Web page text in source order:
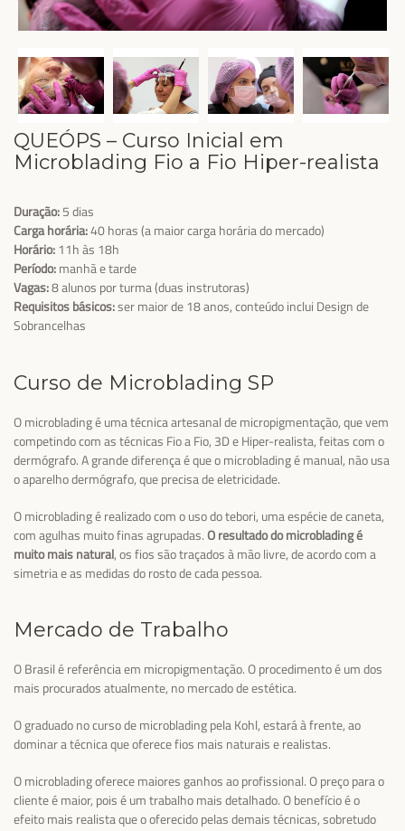
QUEÓPS – Curso Inicial em
Microblading Fio a Fio Hiper-realista
Duração:5 dias
Carga horária:40 horas (a maior carga horária do mercado)
Horário:11h às 18h
Período:manhã e tarde
Vagas:8 alunos por turma (duas instrutoras)
Requisitos básicos:ser maior de 18 anos, conteúdo inclui Design de
Sobrancelhas
Curso de Microblading SP
O microblading é uma técnica artesanal de micropigmentação, que vem
competindo com as técnicas Fio a Fio, 3D e Hiper-realista, feitas com o
dermógrafo. A grande diferença é que o microblading é manual, não usa
o aparelho dermógrafo, que precisa de eletricidade.
O microblading é realizado com o uso do tebori, uma espécie de caneta,
com agulhas muito finas agrupadas.O resultado do microblading é
muito mais natural, os fios são traçados à mão livre, de acordo com a
simetria e as medidas do rosto de cada pessoa.
Mercado de Trabalho
O Brasil é referência em micropigmentação. O procedimento é um dos
mais procurados atualmente, no mercado de estética.
O graduado no curso de microblading pela Kohl, estará à frente, ao
dominar a técnica que oferece fios mais naturais e realistas.
O microblading oferece maiores ganhos ao profissional. O preço para o
cliente é maior, pois é um trabalho mais detalhado. O benefício é o
efeito mais realista que o oferecido pelas demais técnicas, sobretudo